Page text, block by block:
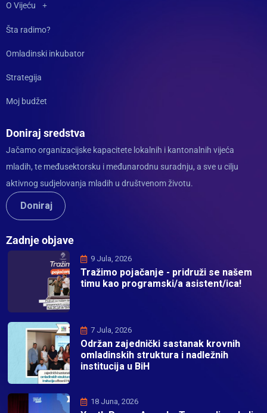
O Vijeću
Šta radimo?
Omladinski inkubator
Strategija
Moj budžet
Doniraj sredstva
Jačamo organizacijske kapacitete lokalnih i kantonalnih vijeća
mladih, te međusektorsku i međunarodnu suradnju, a sve u cilju
aktivnog sudjelovanja mladih u društvenom životu.
Doniraj
Zadnje objave
9 Jula, 2026
Tražimo pojačanje - pridruži se našem
timu kao programski/a asistent/ica!
7 Jula, 2026
Održan zajednički sastanak krovnih
omladinskih struktura i nadležnih
institucija u BiH
18 Juna, 2026